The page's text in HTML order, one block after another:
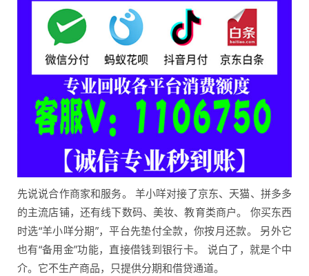
先说说合作商家和服务。 羊小咩对接了京东、天猫、拼多多
的主流店铺，还有线下数码、美妆、教育类商户。 你买东西
时选“羊小咩分期”，平台先垫付全款，你按月还款。 另外它
也有“备用金”功能，直接借钱到银行卡。 说白了，就是个中
介。它不生产商品，只提供分期和借贷通道。